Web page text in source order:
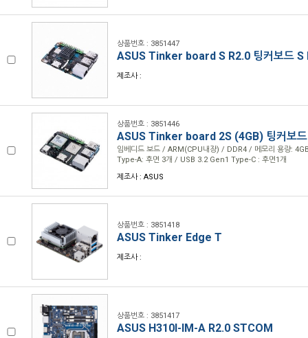
상품번호 : 3851447
ASUS Tinker board S R2.0 팅커보드 S
제조사 :
상품번호 : 3851446
ASUS Tinker board 2S (4GB) 팅커보
임베디드 보드 / ARM(CPU내장) / DDR4 / 메모리 용량:
Type-A: 후면 3개 / USB 3.2 Gen1 Type-C : 후면1개
제조사 : ASUS
상품번호 : 3851418
ASUS Tinker Edge T
제조사 :
상품번호 : 3851417
ASUS H310I-IM-A R2.0 STCOM